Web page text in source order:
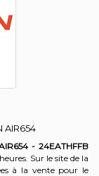
AIR654
- 24EATHFFB
Sur le site de la
à la vente pour le